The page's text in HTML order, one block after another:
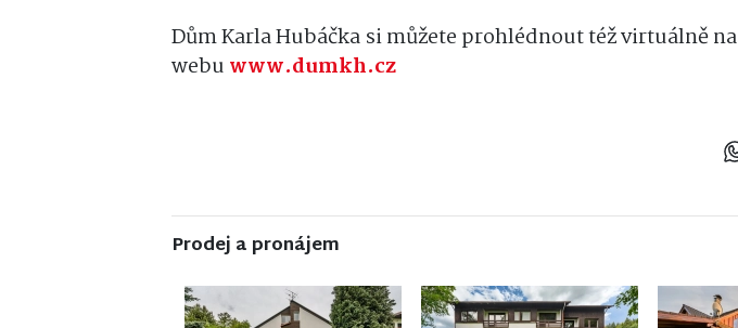
Dům Karla Hubáčka si můžete prohlédnout též virtuálně na
webu www.dumkh.cz
Prodej a pronájem